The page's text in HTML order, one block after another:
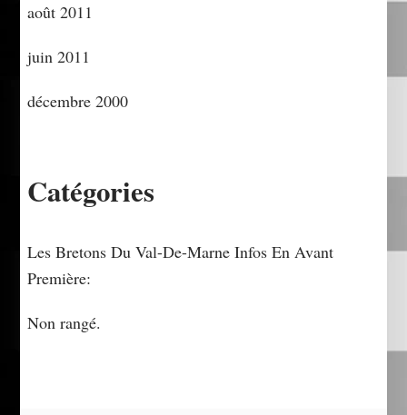
août 2011
juin 2011
décembre 2000
Catégories
Les Bretons Du Val-De-Marne Infos En Avant
Première:
Non rangé.